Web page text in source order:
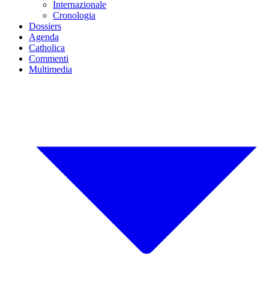
Internazionale
Cronologia
Dossiers
Agenda
Catholica
Commenti
Multimedia